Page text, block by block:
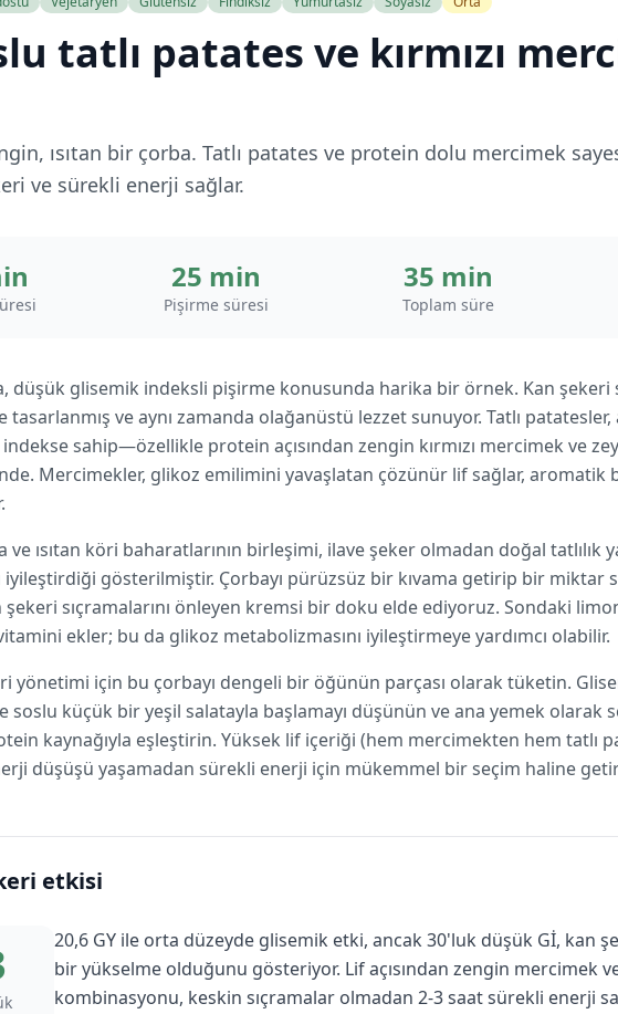
tatlı patates ve kırmızı
ısıtan bir çorba. Tatlı patates ve protein dolu mercimek
ve sürekli enerji sağlar.
25 min
Pişirme süresi
35 min
Toplam süre
düşük glisemik indeksli pişirme konusunda harika bir örnek. Kan şekeri
ve aynı zamanda olağanüstü lezzet sunuyor. Tatlı patatesler,
sahip—özellikle protein açısından zengin kırmızı mercimek ve
Mercimekler, glikoz emilimini yavaşlatan çözünür lif sağlar, aromatik
ve ısıtan köri baharatlarının birleşimi, ilave şeker olmadan doğal tatlılık
gösterilmiştir. Çorbayı pürüzsüz bir kıvama getirip bir miktar
şekeri sıçramalarını önleyen kremsi bir doku elde ediyoruz. Sondaki
ekler; bu da glikoz metabolizmasını iyileştirmeye yardımcı olabilir.
yönetimi için bu çorbayı dengeli bir öğünün parçası olarak tüketin.
soslu küçük bir yeşil salatayla başlamayı düşünün ve ana yemek olarak
kaynağıyla eşleştirin. Yüksek lif içeriği (hem mercimekten hem tatlı
düşüşü yaşamadan sürekli enerji için mükemmel bir seçim haline
etkisi
20,6 GY ile orta düzeyde glisemik etki, ancak 30'luk düşük Gİ, kan
bir yükselme olduğunu gösteriyor. Lif açısından zengin mercimek
kombinasyonu, keskin sıçramalar olmadan 2-3 saat sürekli enerji